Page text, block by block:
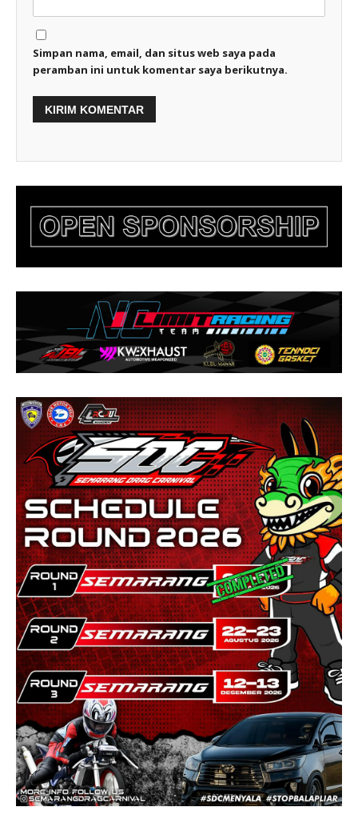
Simpan nama, email, dan situs web saya pada
peramban ini untuk komentar saya berikutnya.